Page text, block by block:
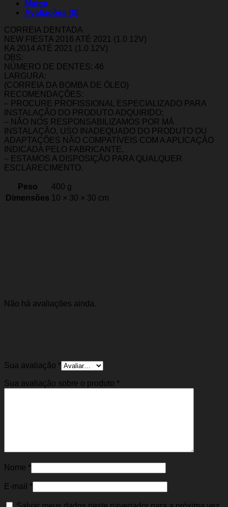
Marca
Avaliações (0)
CORREIA DENTADA
NEW FIESTA 2016 ATÉ 2021 (1.0 12V)
KA 2014 ATÉ 2021 (1.0 12V)
OBS:
NÚMERO DE DENTES: 46
LARGURA:
(CORREIA DA BOMBA DE ÓLEO)
RECOMENDAÇÕES:
– PROCURE PROFISSIONAL ESPECIALIZADO PARA
INSTALAÇÃO DO PRODUTO ADQUIRIDO;
– NÃO NOS RESPONSABILIZAMOS POR MÁ
INSTALAÇÃO, USO INADEQUADO DO PRODUTO OU
ADAPTAÇÕES NÃO COMPATÍVEIS COM A APLICAÇÃO
INDICADA PELO FABRICANTE.
– ESTAMOS A DISPOSIÇÃO PARA QUALQUER
ESCLARECIMENTO.
Peso
400 g
Dimensões 10 × 30 × 30 cm
Não há avaliações ainda.
Sua avaliação *
Sua avaliação sobre o produto *
Nome *
E-mail *